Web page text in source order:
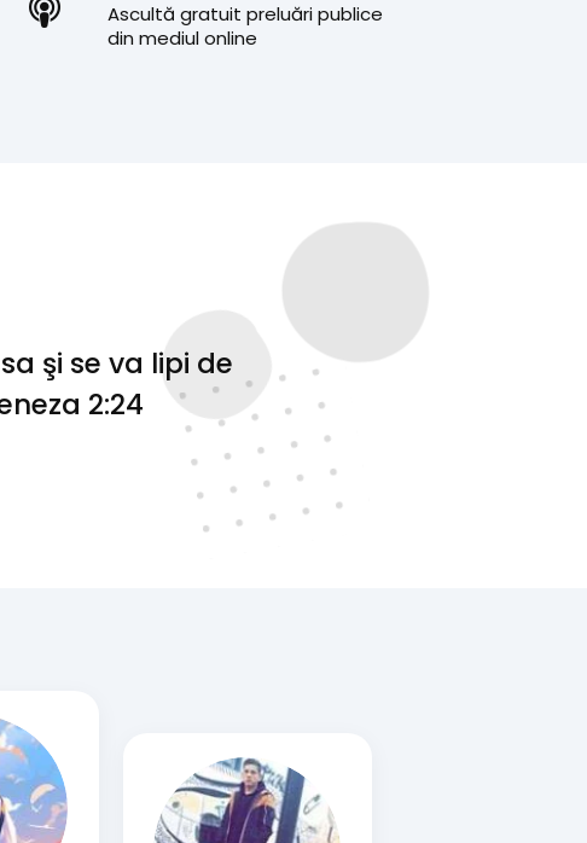
Ascultă gratuit preluări publice
din mediul online
şi se va lipi de
2:24